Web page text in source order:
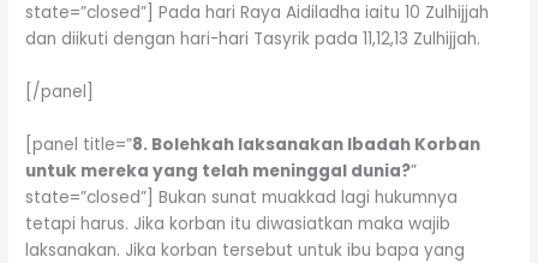
state=”closed”] Pada hari Raya Aidiladha iaitu 10 Zulhijjah
dan diikuti dengan hari-hari Tasyrik pada 11,12,13 Zulhijjah.
[/panel]
[panel title=”8. Bolehkah laksanakan Ibadah Korban
untuk mereka yang telah meninggal dunia?”
state=”closed”] Bukan sunat muakkad lagi hukumnya
tetapi harus. Jika korban itu diwasiatkan maka wajib
laksanakan. Jika korban tersebut untuk ibu bapa yang